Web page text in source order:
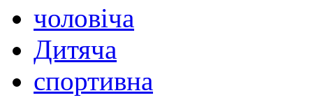
чоловіча
Дитяча
спортивна